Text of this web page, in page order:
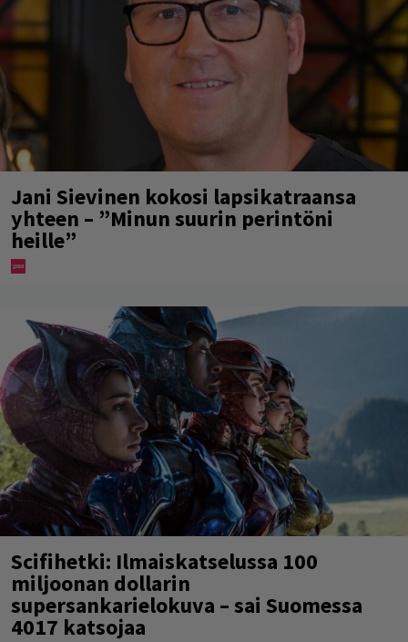
Jani Sievinen kokosi lapsikatraansa
yhteen – ”Minun suurin perintöni
heille”
Scifihetki: Ilmaiskatselussa 100
miljoonan dollarin
supersankarielokuva – sai Suomessa
4017 katsojaa